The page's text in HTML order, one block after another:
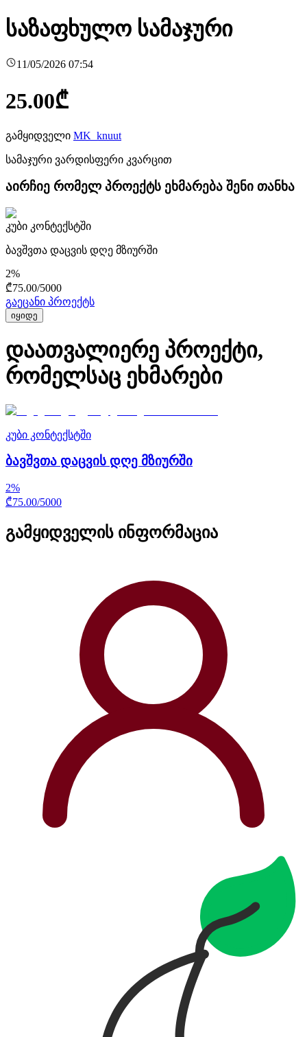
საზაფხულო სამაჯური
11/05/2026 07:54
25.00₾
გამყიდველი MK_knuut
სამაჯური ვარდისფერი კვარცით
აირჩიე რომელ პროექტს ეხმარება შენი თანხა
კუბი კონტექსტში
ბავშვთა დაცვის დღე მზიურში
2%
₾75.00/5000
გაეცანი პროექტს
იყიდე
დაათვალიერე პროექტი,
რომელსაც ეხმარები
კუბი კონტექსტში
ბავშვთა დაცვის დღე მზიურში
2%
₾75.00/5000
გამყიდველის ინფორმაცია